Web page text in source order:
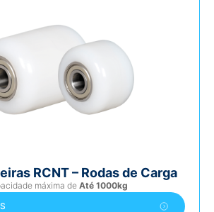
RCNT – Rodas de Carga
máxima de Até 1000kg